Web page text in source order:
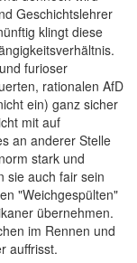
Geschichtslehrer
klingt diese
furioser
rationalen AfD
ein) ganz sicher
mit auf
an anderer Stelle
stark und
sie auch fair sein
"Weichgespülten"
übernehmen.
im Rennen und
auffrisst.